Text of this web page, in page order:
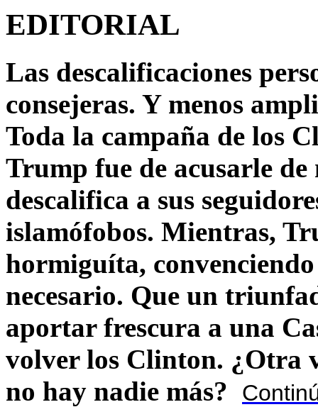
EDITORIAL
Las descalificaciones
consejeras. Y menos
Toda la campaña de los
Trump fue de acusarle
descalifica a sus
islamófobos. Mientras,
hormiguíta,
necesario. Que un
aportar frescura a una
volver los Clinton. ¿Otra
no hay nadie más?